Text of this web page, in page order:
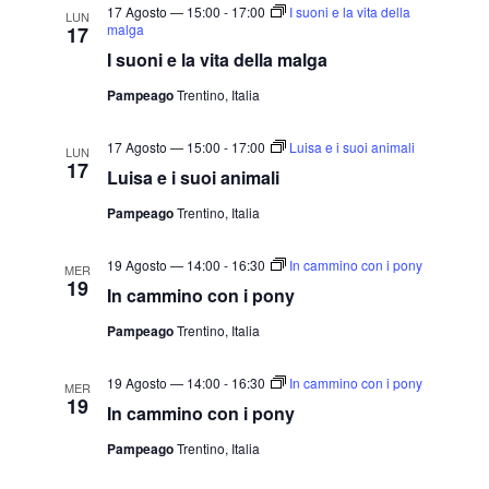
LUN
17
I suoni e la vita della malga
17 Agosto — 15:00 - 17:00
I suoni e la vita della
malga
PampeagoTrentino, Italia
LUN
17 Luisa e i suoi animali
17 Agosto — 15:00 - 17:00 Luisa e i suoi animali
PampeagoTrentino, Italia
MER
19 In cammino con i pony
19 Agosto — 14:00 - 16:30 In cammino con i pony
PampeagoTrentino, Italia
MER
19 In cammino con i pony
19 Agosto — 14:00 - 16:30 In cammino con i pony
PampeagoTrentino, Italia